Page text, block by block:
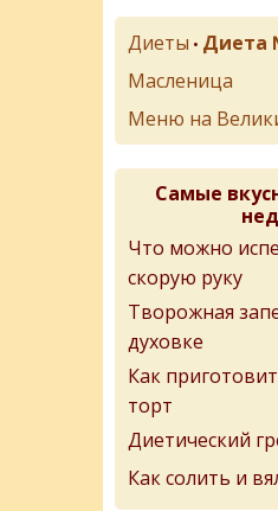
Диеты • Диета
Масленица
Меню на
Самые
Что можно
скорую руку
Творожная
духовке
Как
торт
Диетический
Как солить и